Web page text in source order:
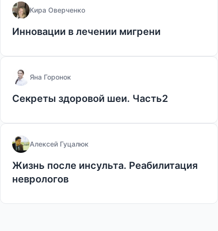
Кира Оверченко
Инновации в лечении мигрени
Яна Горонок
Секреты здоровой шеи. Часть2
Алексей Гуцалюк
Жизнь после инсульта. Реабилитация
неврологов